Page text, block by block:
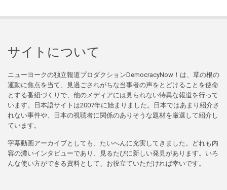
サイトについて
ニューヨークの独立報道プロダクションDemocracyNow！は、草の根の
運動に焦点を当て、見過ごされがちな当事者の声をとどけることを使命
とする番組づくりで、他のメディアには見られない特異な報道を行って
います。日本語サイトは2007年に始まりました。日本ではあまり紹介さ
れない事件や、日本の視聴者に関係のありそうな題材を厳選して紹介し
ています。
字幕動画アーカイブとしても、たいへんに充実してきました。どれも内
容の濃いインタビューであり、見るたびに新しい発見があります。いろ
んな使い方ができる資料として、お役立ていただければ幸いです。